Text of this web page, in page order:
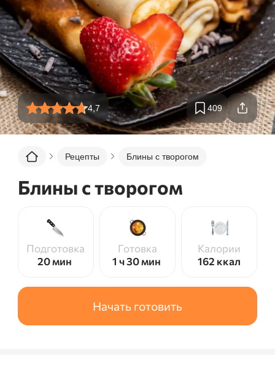
4,7 409
Рецепты Блины с творогом
Блины с творогом
Подготовка
20 мин
Готовка
1 ч 30 мин
Калории
162 ккал
Начать готовить